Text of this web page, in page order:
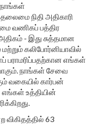
நாங்கள்
நிதி அதிகாரி
வணிகப் பத்திர
- இது சுத்தமான
மற்றும் கலிபோர்னியாவில்
பராமரிப்பதற்கான எங்கள்
நாங்கள் சேவை
வகையில் கார்பன்
உத்தியின்
விகிதத்தில் 63